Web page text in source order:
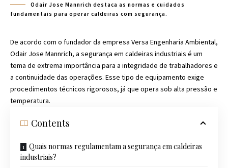
Odair Jose Mannrich destaca as normas e cuidados
fundamentais para operar caldeiras com segurança.
De acordo com o fundador da empresa Versa Engenharia Ambiental,
Odair Jose Mannrich, a segurança em caldeiras industriais é um
tema de extrema importância para a integridade de trabalhadores e
a continuidade das operações. Esse tipo de equipamento exige
procedimentos técnicos rigorosos, já que opera sob alta pressão e
temperatura.
Contents
Quais normas regulamentam a segurança em caldeiras
industriais?